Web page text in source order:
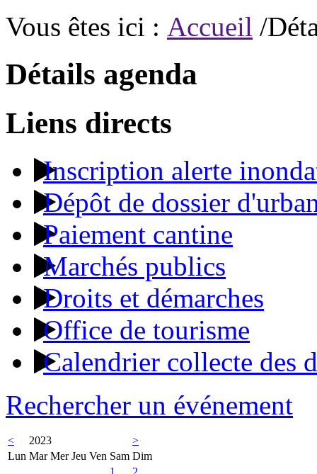
Vous êtes ici : Accueil /
Détails agenda
Liens directs
Inscription alerte
Dépôt de dossier
Paiement cantine
Marchés publics
Droits et démarches
Office de tourisme
Calendrier collecte des
Rechercher un événement
< 2023
>
Lun Mar Mer Jeu Ven Sam Dim
1
2